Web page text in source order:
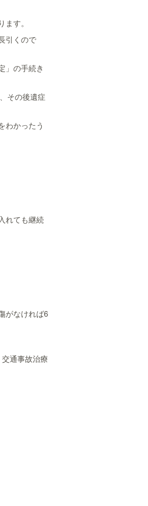
す。
引くので
」の手続き
その後遺症
わかったう
れても継続
がなければ6
通事故治療